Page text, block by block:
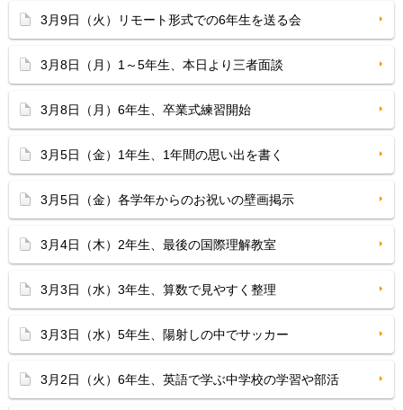
3月9日（火）リモート形式での6年生を送る会
3月8日（月）1～5年生、本日より三者面談
3月8日（月）6年生、卒業式練習開始
3月5日（金）1年生、1年間の思い出を書く
3月5日（金）各学年からのお祝いの壁画掲示
3月4日（木）2年生、最後の国際理解教室
3月3日（水）3年生、算数で見やすく整理
3月3日（水）5年生、陽射しの中でサッカー
3月2日（火）6年生、英語で学ぶ中学校の学習や部活